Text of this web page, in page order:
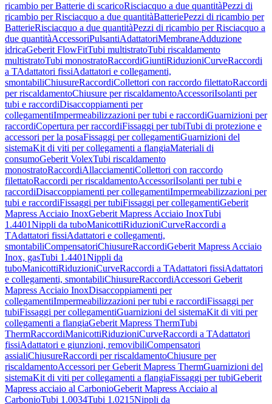
ricambio per Batterie di scaricoRisciacquo a due quantitàPezzi di
ricambio per Risciacquo a due quantitàBatteriePezzi di ricambio per
BatterieRisciacquo a due quantitàPezzi di ricambio per Risciacquo a
due quantitàAccessoriPulsantiAdattatoriMembraneAdduzione
idricaGeberit FlowFitTubi multistratoTubi riscaldamento
multistratoTubi monostratoRaccordiGiuntiRiduzioniCurveRaccordi
a TAdattatori fissiAdattatori e collegamenti,
smontabiliChiusureRaccordiCollettori con raccordo filettatoRaccordi
per riscaldamentoChiusure per riscaldamentoAccessoriIsolanti per
tubi e raccordiDisaccoppiamenti per
collegamentiImpermeabilizzazioni per tubi e raccordiGuarnizioni per
raccordiCopertura per raccordiFissaggi per tubiTubi di protezione e
accessori per la posaFissaggi per collegamentiGuarnizioni del
sistemaKit di viti per collegamenti a flangiaMateriali di
consumoGeberit VolexTubi riscaldamento
monostratoRaccordiAllacciamentiCollettori con raccordo
filettatoRaccordi per riscaldamentoAccessoriIsolanti per tubi e
raccordiDisaccoppiamenti per collegamentiImpermeabilizzazioni per
tubi e raccordiFissaggi per tubiFissaggi per collegamentiGeberit
Mapress Acciaio InoxGeberit Mapress Acciaio InoxTubi
1.4401Nippli da tuboManicottiRiduzioniCurveRaccordi a
TAdattatori fissiAdattatori e collegamenti,
smontabiliCompensatoriChiusureRaccordiGeberit Mapress Acciaio
Inox, gasTubi 1.4401Nippli da
tuboManicottiRiduzioniCurveRaccordi a TAdattatori fissiAdattatori
e collegamenti, smontabiliChiusureRaccordiAccessori Geberit
Mapress Acciaio InoxDisaccoppiamenti per
collegamentiImpermeabilizzazioni per tubi e raccordiFissaggi per
tubiFissaggi per collegamentiGuarnizioni del sistemaKit di viti per
collegamenti a flangiaGeberit Mapress ThermTubi
ThermRaccordiManicottiRiduzioniCurveRaccordi a TAdattatori
fissiAdattatori e giunzioni, removibiliCompensatori
assialiChiusureRaccordi per riscaldamentoChiusure per
riscaldamentoAccessori per Geberit Mapress ThermGuarnizioni del
sistemaKit di viti per collegamenti a flangiaFissaggi per tubiGeberit
Mapress acciaio al CarbonioGeberit Mapress Acciaio al
CarbonioTubi 1.0034Tubi 1.0215Nippli da